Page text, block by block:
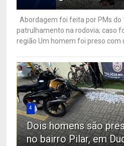
Abordagem foi feita por PMs do
patrulhamento na rodovia; caso
região Um homem foi preso com
4
Dois homens são
no bairro Pilar, em